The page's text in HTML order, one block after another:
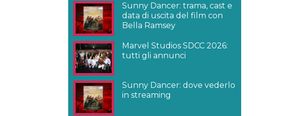
Sunny Dancer: trama, cast e
data di uscita del film con
Bella Ramsey
Marvel Studios SDCC 2026:
tutti gli annunci
Sunny Dancer: dove vederlo
in streaming